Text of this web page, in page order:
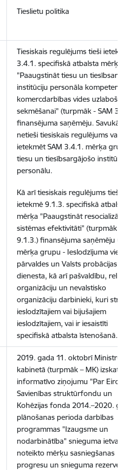
Tieslietu politika
Tiesiskais regulējums tieši
3.4.1. specifiskā atbalsta mērķa
"Paaugstināt tiesu un
institūciju personāla kompetenci
komercdarbības vides
sekmēšanai" (turpmāk - SAM
finansējuma saņēmēju. Savukārt
netieši tiesiskais regulējums
ietekmēt SAM 3.4.1. mērķa
tiesu un tiesībsargājošo
personālu.
Kā arī tiesiskais regulējums tieši
ietekmē 9.1.3. specifiskā
mērķa "Paaugstināt
sistēmas efektivitāti" (turpmāk
9.1.3.) finansējuma saņēmēju
mērķa grupu - Ieslodzījuma
pārvaldes un Valsts probācijas
dienesta, kā arī pašvaldību,
organizāciju un nevalstisko
organizāciju darbinieki, kuri
ieslodzītajiem vai bijušajiem
ieslodzītajiem, vai ir iesaistīti
specifiskā atbalsta īstenošanā.
2019. gada 11. oktobrī Ministru
kabinetā (turpmāk – MK)
informatīvo ziņojumu "Par
Savienības struktūrfondu un
Kohēzijas fonda 2014.–2020.
plānošanas perioda darbības
programmas "Izaugsme un
nodarbinātība" snieguma ietvarā
noteikto mērķu sasniegšanas
progresu un snieguma rezerves